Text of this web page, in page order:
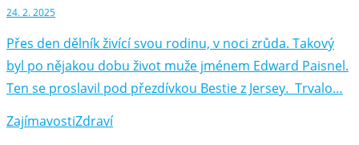
24. 2. 2025
Přes den dělník živící svou rodinu, v noci zrůda. Takový
byl po nějakou dobu život muže jménem Edward Paisnel.
Ten se proslavil pod přezdívkou Bestie z Jersey. Trvalo…
ZajímavostiZdraví